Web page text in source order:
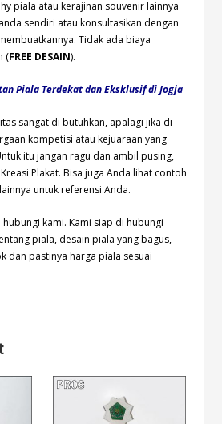
piala atau kerajinan souvenir lainnya
sendiri atau konsultasikan dengan
Tidak ada biaya
(FREE DESAIN).
Piala Terdekat dan Eksklusif di Jogja
sangat di butuhkan, apalagi jika di
kompetisi atau kejuaraan yang
itu jangan ragu dan ambil pusing,
Plakat. Bisa juga Anda lihat contoh
lainnya untuk referensi Anda.
hubungikami. Kami siap di hubungi
piala, desain piala yang bagus,
dan pastinya harga piala sesuai